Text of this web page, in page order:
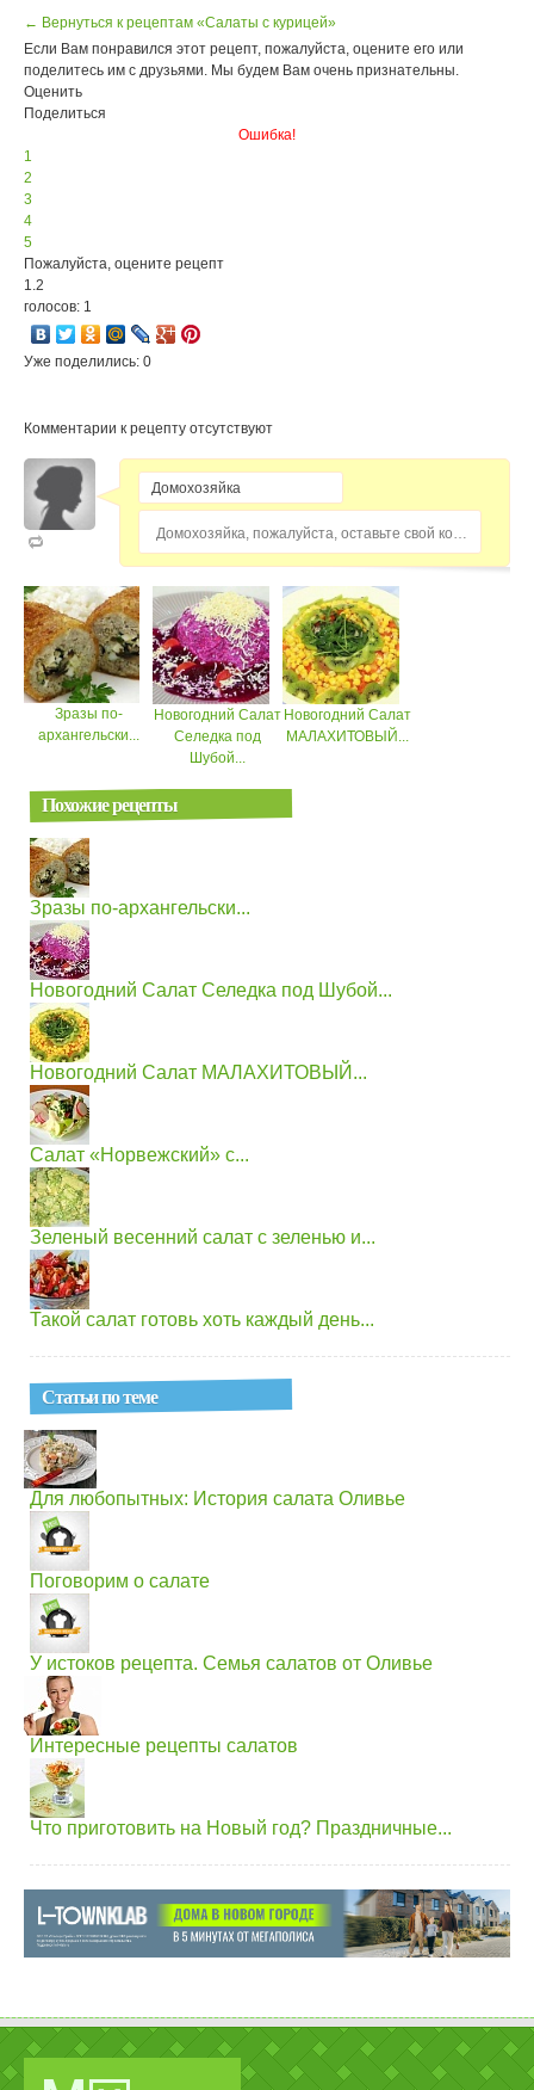
← Вернуться к рецептам «Салаты с курицей»
Если Вам понравился этот рецепт, пожалуйста, оцените его или
поделитесь им с друзьями. Мы будем Вам очень признательны.
Оценить
Поделиться
Ошибка!
1
2
3
4
5
Пожалуйста, оцените рецепт
1.2
голосов: 1
Уже поделились: 0
Комментарии к рецепту отсутствуют
Домохозяйка, пожалуйста, оставьте свой комментарий...
Зразы по-
архангельски...
Новогодний Салат
Селедка под
Шубой...
Новогодний Салат
МАЛАХИТОВЫЙ...
Похожие рецепты
Зразы по-архангельски...
Новогодний Салат Селедка под Шубой...
Новогодний Салат МАЛАХИТОВЫЙ...
Салат «Норвежский» с...
Зеленый весенний салат с зеленью и...
Такой салат готовь хоть каждый день...
Статьи по теме
Для любопытных: История салата Оливье
Поговорим о салате
У истоков рецепта. Семья салатов от Оливье
Интересные рецепты салатов
Что приготовить на Новый год? Праздничные...